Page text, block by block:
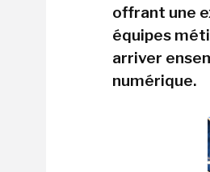
offrant une
équipes
arriver
numérique.